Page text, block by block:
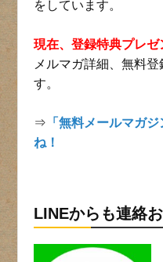
をしています。
現在、登録特典プレゼ
メルマガ詳細、無料
す。
⇒ 「無料メールマガ
ね！
LINEからも連絡